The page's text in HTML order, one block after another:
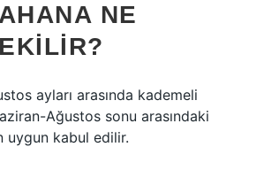
NE
ayları arasında kademeli
Ağustos sonu arasındaki
uygun kabul edilir.